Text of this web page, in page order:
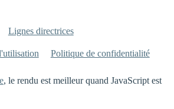
Lignes directrices
Politique de confidentialité
, le rendu est meilleur quand JavaScript est